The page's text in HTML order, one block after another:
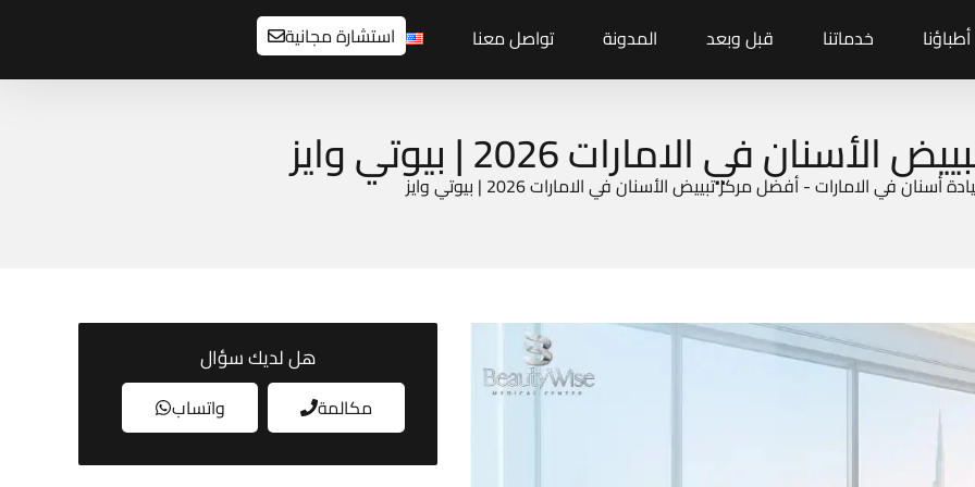
أطباؤنا خدماتنا قبل وبعد المدونة تواصل معنا استشارة مجانية
في الامارات 2026 | بيوتي وايز
أسنان في الامارات-أفضل مركز تبييض الأسنان في الامارات 2026 | بيوتي وايز
هل لديك سؤال
مكالمة واتساب